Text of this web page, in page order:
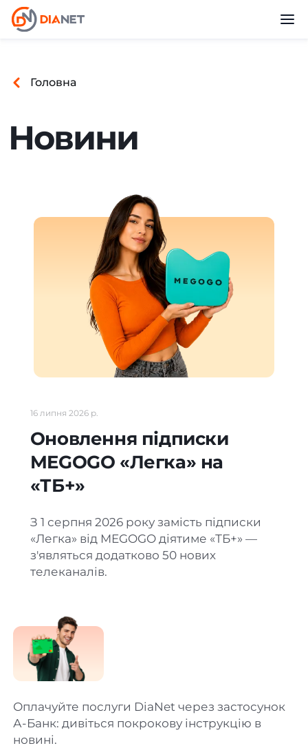
Головна
Новини
Оновлення підписки MEGOGO «Легка» на «ТБ+»
16 липня 2026 р.
Оновлення підписки
MEGOGO «Легка» на
«ТБ+»
З 1 серпня 2026 року замість підписки
«Легка» від MEGOGO діятиме «ТБ+» —
з'являться додатково 50 нових
телеканалів.
Оплачуйте послуги DiaNet через застосунок
А-Банк: дивіться покрокову інструкцію в
новині.